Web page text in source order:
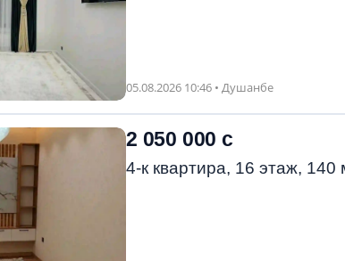
05.08.2026 10:46 • Душанбе
2 050 000 с
4-к квартира, 16 этаж, 140